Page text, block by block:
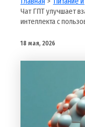
Чат ГПТ улучшает
интеллекта с
18 мая, 2026